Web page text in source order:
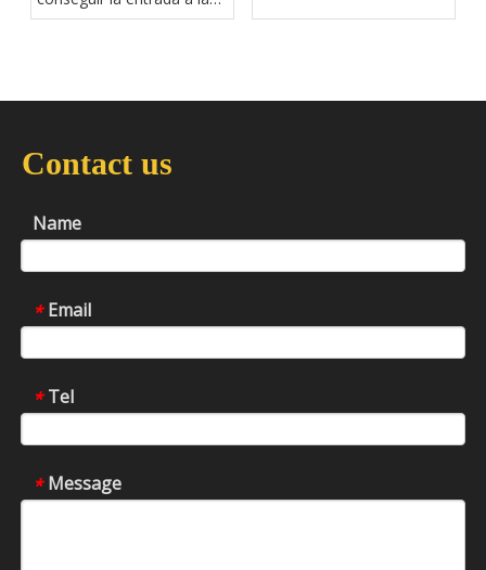
Feria de Cantón?
Contact us
Name
* Email
* Tel
* Message